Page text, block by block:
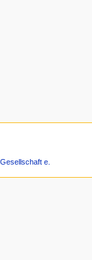
e.